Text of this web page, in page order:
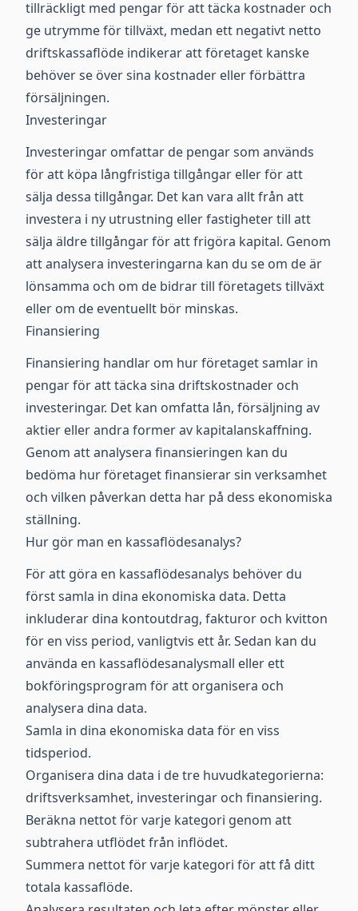
tillräckligt med pengar för att täcka kostnader och
ge utrymme för tillväxt, medan ett negativt netto
driftskassaflöde indikerar att företaget kanske
behöver se över sina kostnader eller förbättra
försäljningen.
Investeringar
Investeringar omfattar de pengar som används
för att köpa långfristiga tillgångar eller för att
sälja dessa tillgångar. Det kan vara allt från att
investera i ny utrustning eller fastigheter till att
sälja äldre tillgångar för att frigöra kapital. Genom
att analysera investeringarna kan du se om de är
lönsamma och om de bidrar till företagets tillväxt
eller om de eventuellt bör minskas.
Finansiering
Finansiering handlar om hur företaget samlar in
pengar för att täcka sina driftskostnader och
investeringar. Det kan omfatta lån, försäljning av
aktier eller andra former av kapitalanskaffning.
Genom att analysera finansieringen kan du
bedöma hur företaget finansierar sin verksamhet
och vilken påverkan detta har på dess ekonomiska
ställning.
Hur gör man en kassaflödesanalys?
För att göra en kassaflödesanalys behöver du
först samla in dina ekonomiska data. Detta
inkluderar dina kontoutdrag, fakturor och kvitton
för en viss period, vanligtvis ett år. Sedan kan du
använda en kassaflödesanalysmall eller ett
bokföringsprogram för att organisera och
analysera dina data.
Samla in dina ekonomiska data för en viss
tidsperiod.
Organisera dina data i de tre huvudkategorierna:
driftsverksamhet, investeringar och finansiering.
Beräkna nettot för varje kategori genom att
subtrahera utflödet från inflödet.
Summera nettot för varje kategori för att få ditt
totala kassaflöde.